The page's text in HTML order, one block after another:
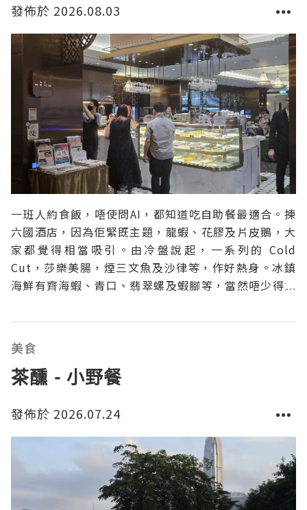
發佈於 2026.08.03
一班人約食飯，唔使問AI，都知道吃自助餐最適合。揀
六國酒店，因為佢緊既主題，龍蝦、花膠及片皮鵝，大
家都覺得相當吸引。由冷盤說起，一系列的 Cold
Cut，莎樂美腸，煙三文魚及沙律等，作好熱身。冰鎮
海鮮有齊海蝦、青口、翡翠螺及蝦腳等，當然唔少得主
然而，最吸引我的凍海鮮，要數到麵包蟹，蟹羔多到滿
瀉，十分誘人。刺身有赤貝、甜蝦、鯛魚、劍魚、八爪
魚及三文魚
美食
茶醺 - 小野餐
發佈於 2026.07.24